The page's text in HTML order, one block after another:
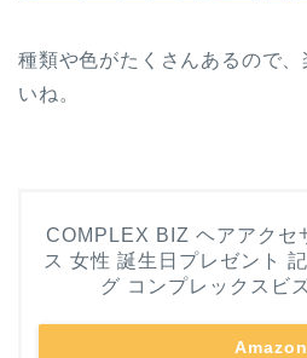
種類や色がたくさんあるので
いね。
COMPLEX BIZ ヘアアクセ
ス 女性 誕生日プレゼント
グ コンプレックスビ
Amazon